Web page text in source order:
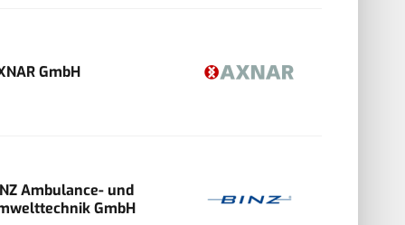
GmbH
Ambulance- und
GmbH